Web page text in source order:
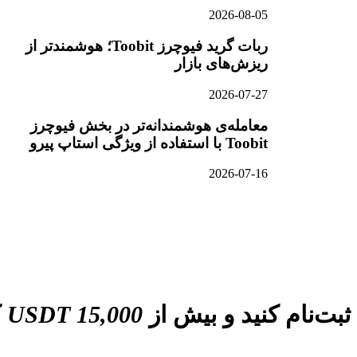
2026-08-05
ربات گرید فیوچرز Toobit؛ هوشمندتر از
ریزش‌های بازار
2026-07-27
معامله‌ی هوشمندانه‌تر در بخش فیوچرز
Toobit با استفاده از ویژگی استاپ پیرو
2026-07-16
ثبت‌نام کنید و بیش از 15,000 USDT